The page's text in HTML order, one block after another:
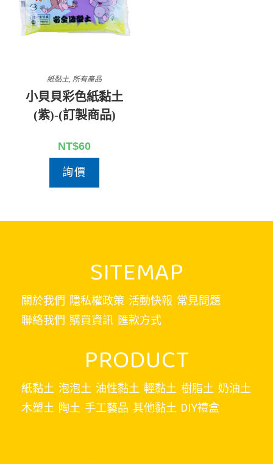
紙黏土, 所有產品
小貝貝彩色紙黏土
(紫)-(訂製商品)
NT$60
詢價
SITEMAP
關於我們 隱私權政策 活動快報 常見問題
聯絡我們 購買資訊 匯款方式
PRODUCT
紙黏土 泡泡土 油性黏土 輕黏土 樹脂土 奶油土
木塑土 陶土 手工藝品 其他黏土 DIY禮盒